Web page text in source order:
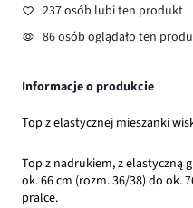
237 osób lubi ten produkt
86 osób oglądało ten
Informacje o produkcie
Top z elastycznej mieszanki
Top z nadrukiem, z elastyczną
ok. 66 cm (rozm. 36/38) do ok.
pralce.